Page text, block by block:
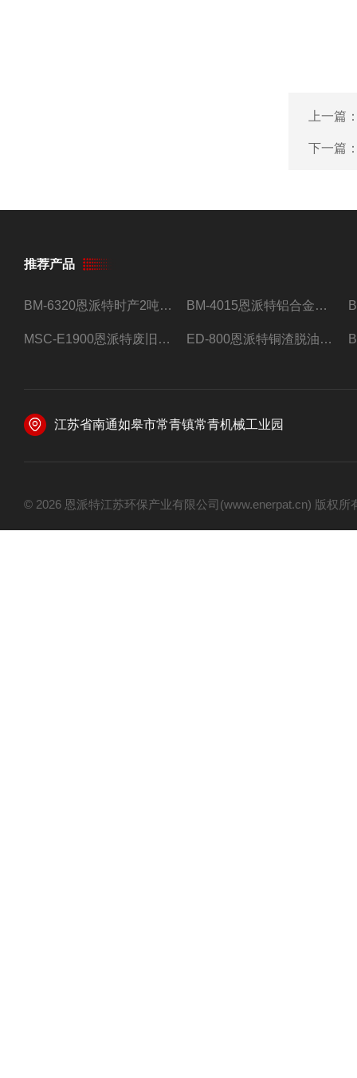
上一篇
下一篇
推荐产品
BM-6320恩派特时产2吨合金钢屑压饼机 BM-4015恩派特铝合金屑压饼机 脱油效果好
MSC-E1900恩派特废旧锂电池极片破碎处理设备 ED-800恩派特铜渣脱油机废铜屑铝屑甩油机
江苏省南通如皋市常青镇常青机械工业园
© 2026 恩派特江苏环保产业有限公司(www.enerpat.cn) 版权